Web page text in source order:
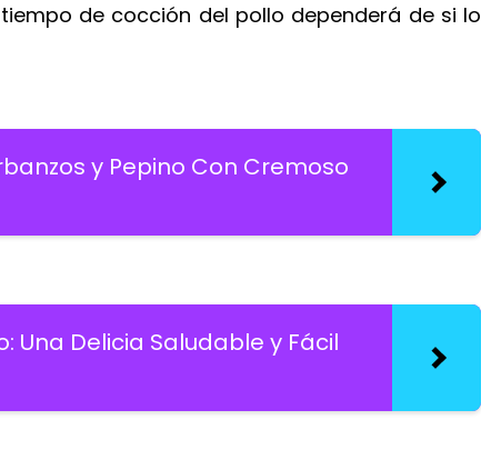
de cocción del pollo dependerá de si lo
y Pepino Con Cremoso
Una Delicia Saludable y Fácil